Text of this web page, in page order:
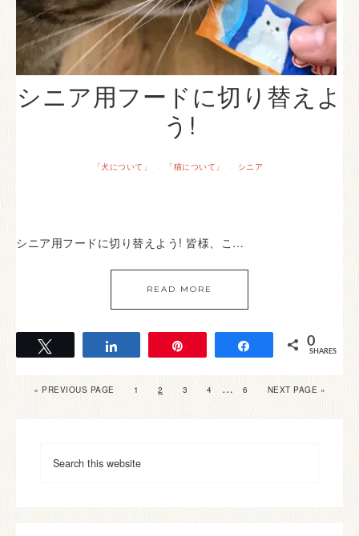
シニア用フードに切り替えよ
う!
「犬について」 · 「猫について」 · シニア
シニア用フードに切り替えよう! 皆様、こ…
READ MORE
Share 0
SHARES
« PREVIOUS PAGE 1 2 3 4 … 6 NEXT PAGE »